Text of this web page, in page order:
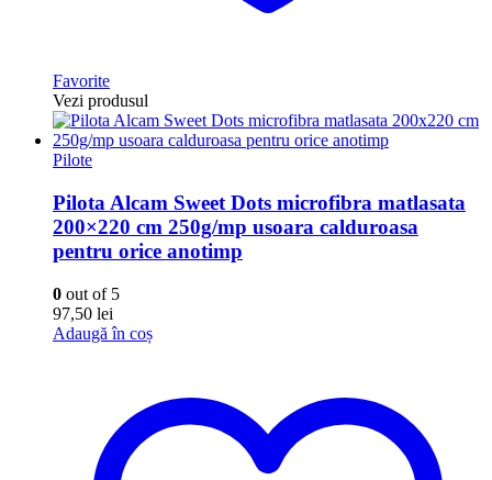
Favorite
Vezi produsul
Pilote
Pilota Alcam Sweet Dots microfibra matlasata
200×220 cm 250g/mp usoara calduroasa
pentru orice anotimp
0 out of 5
97,50 lei
Adaugă în coș